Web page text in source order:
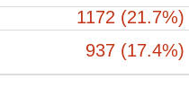
1172 (21.7%)
937 (17.4%)